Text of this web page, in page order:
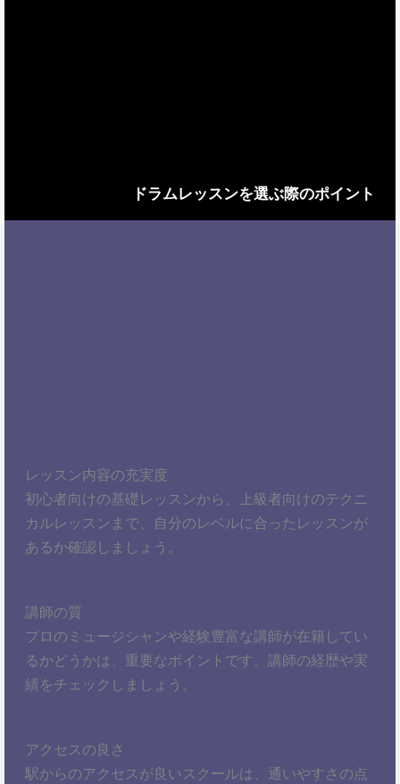
ドラムレッスンを選ぶ際のポイント
レッスン内容の充実度
初心者向けの基礎レッスンから、上級者向けのテクニ
カルレッスンまで、自分のレベルに合ったレッスンが
あるか確認しましょう。
講師の質
プロのミュージシャンや経験豊富な講師が在籍してい
るかどうかは、重要なポイントです。講師の経歴や実
績をチェックしましょう。
アクセスの良さ
駅からのアクセスが良いスクールは、通いやすさの点